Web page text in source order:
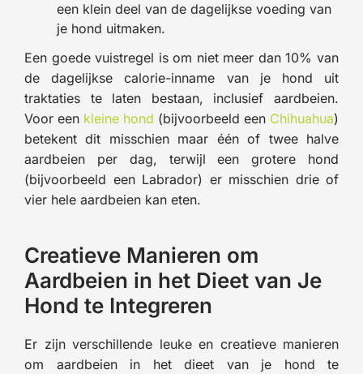
een klein deel van de dagelijkse voeding van
je hond uitmaken.
Een goede vuistregel is om niet meer dan 10% van
de dagelijkse calorie-inname van je hond uit
traktaties te laten bestaan, inclusief aardbeien.
Voor een kleine hond (bijvoorbeeld een Chihuahua)
betekent dit misschien maar één of twee halve
aardbeien per dag, terwijl een grotere hond
(bijvoorbeeld een Labrador) er misschien drie of
vier hele aardbeien kan eten.
Creatieve Manieren om
Aardbeien in het Dieet van Je
Hond te Integreren
Er zijn verschillende leuke en creatieve manieren
om aardbeien in het dieet van je hond te